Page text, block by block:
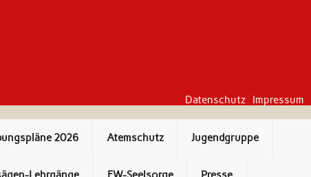
Datenschutz Impressum
2026 Atemschutz Jugendgruppe